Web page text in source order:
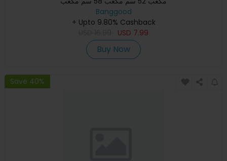
Banggood
+ Upto 9.80% Cashback
USD 7.99
Buy Now
Save 40%